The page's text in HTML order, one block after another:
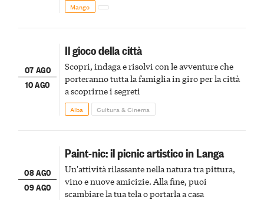
Mango
07 AGO
10 AGO
Il gioco della città
Scopri, indaga e risolvi con le avventure che
porteranno tutta la famiglia in giro per la città
a scoprirne i segreti
Alba Cultura & Cinema
08 AGO
09 AGO
Paint-nic: il picnic artistico in Langa
Un'attività rilassante nella natura tra pittura,
vino e nuove amicizie. Alla fine, puoi
scambiare la tua tela o portarla a casa